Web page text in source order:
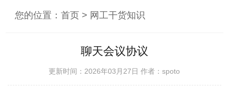
您的位置：首页 > 网工干货知识
聊天会议协议
更新时间：2026年03月27日作者：spoto